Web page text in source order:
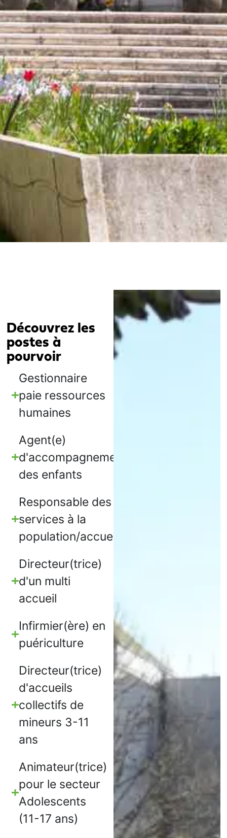
Découvrez les
postes à
pourvoir
Gestionnaire
paie ressources
humaines
Agent(e)
d'accompagnement
des enfants
Responsable des
services à la
population/accueil
Directeur(trice)
d'un multi
accueil
Infirmier(ère) en
puériculture
Directeur(trice)
d'accueils
collectifs de
mineurs 3-11
ans
Animateur(trice)
pour le secteur
Adolescents
(11-17 ans)